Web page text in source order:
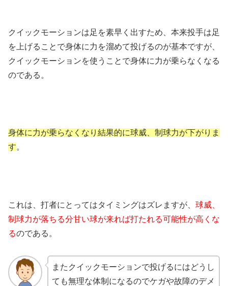
クイックモーションは足を素早く出すため、本来投手は足
を上げることで身体に力を溜めて投げるのが基本ですが、
クイックモーションを使うことで身体に力が乗らなくなる
のである。
身体に力が乗らなくなり結果的に球威、制球力が下がりま
す。
これは、打者にとってはタイミングはズレますが、 球威、
制球力が落ちる分甘い球が来れば打たれる可能性が高くな
るのである。
またクイックモーションで投げるにはどうし
ても無理な体制になるのでケガや故障のデメ